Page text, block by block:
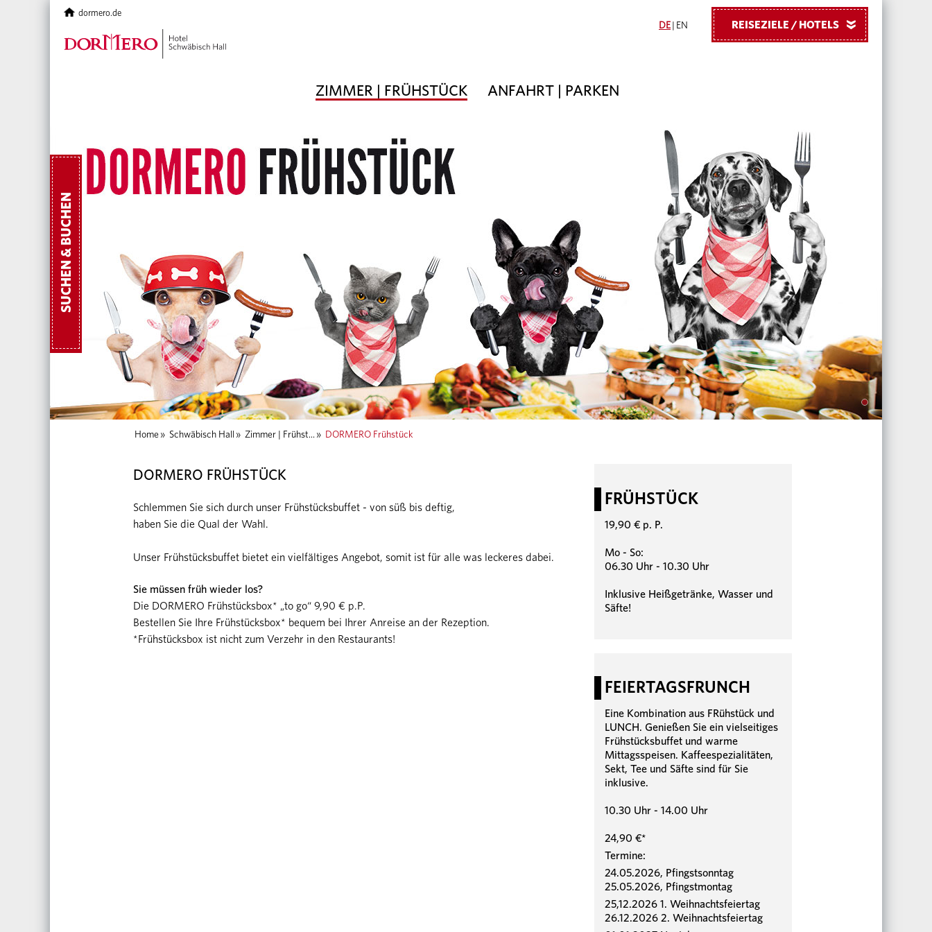
DE EN
ZIMMER | FRÜHSTÜCK ANFAHRT | PARKEN
dormero.de
REISEZIELE / HOTELS »
SUCHEN & BUCHEN
Home » Schwäbisch Hall » Zimmer | Frühst... » DORMERO Frühstück
DORMERO FRÜHSTÜCK
Schlemmen Sie sich durch unser Frühstücksbuffet - von süß bis deftig,
haben Sie die Qual der Wahl.
Unser Frühstücksbuffet bietet ein vielfältiges Angebot, somit ist für alle was leckeres dabei.
Sie müssen früh wieder los?
Die DORMERO Frühstücksbox* „to go“ 9,90 € p.P.
Bestellen Sie Ihre Frühstücksbox* bequem bei Ihrer Anreise an der Rezeption.
*Frühstücksbox ist nicht zum Verzehr in den Restaurants!
FRÜHSTÜCK
19,90 € p. P.
Mo - So:
06.30 Uhr - 10.30 Uhr
Inklusive Heißgetränke, Wasser und
Säfte!
FEIERTAGSFRUNCH
Eine Kombination aus FRühstück und
LUNCH. Genießen Sie ein vielseitiges
Frühstücksbuffet und warme
Mittagsspeisen. Kaffeespezialitäten,
Sekt, Tee und Säfte sind für Sie
inklusive.
10.30 Uhr - 14.00 Uhr
24,90 €*
Termine:
24.05.2026, Pfingstsonntag
25.05.2026, Pfingstmontag
25,12.2026 1. Weihnachtsfeiertag
26.12.2026 2. Weihnachtsfeiertag